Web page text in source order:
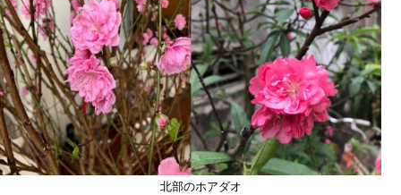
北部のホアダオ